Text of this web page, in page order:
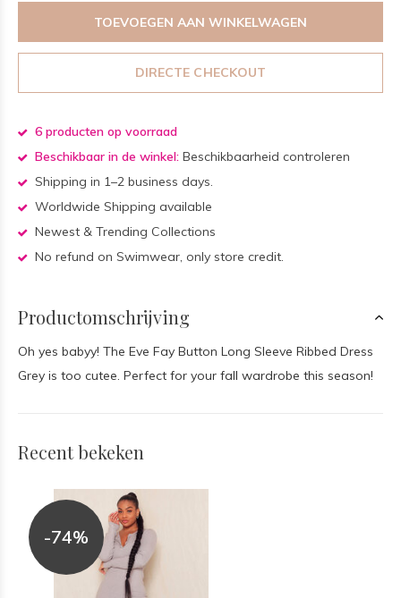
TOEVOEGEN AAN WINKELWAGEN
DIRECTE CHECKOUT
6 producten op voorraad
Beschikbaar in de winkel: Beschikbaarheid controleren
Shipping in 1–2 business days.
Worldwide Shipping available
Newest & Trending Collections
No refund on Swimwear, only store credit.
Productomschrijving
Oh yes babyy! The Eve Fay Button Long Sleeve Ribbed Dress
Grey is too cutee. Perfect for your fall wardrobe this season!
Recent bekeken
-74%